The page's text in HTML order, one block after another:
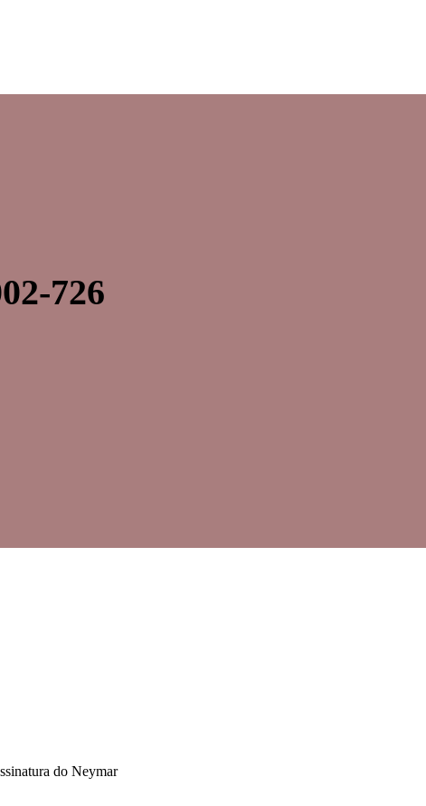
726
do Neymar